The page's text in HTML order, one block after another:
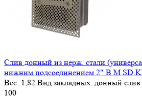
Слив донный из нерж. стали
нижним подсоединением 2" B
Вес: 1,82 Вид закладных: донный слив
100